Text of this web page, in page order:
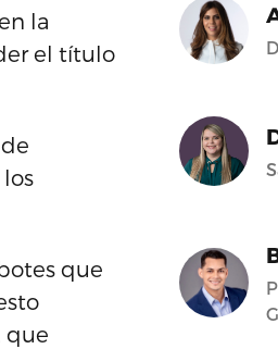
la
el título
que
que